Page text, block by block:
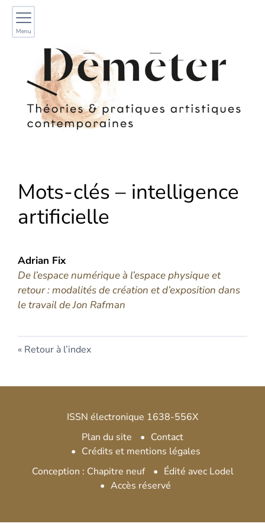
Menu
Mots-clés – intelligence
artificielle
Adrian Fix
De l’espace numérique à l’espace physique et
retour : modalités de création et d’exposition dans
le travail de Jon Rafman
Retour à l’index
ISSN électronique 1638-556X
Plan du site
Contact
Crédits et mentions légales
Conception : Chapitre neuf
Édité avec Lodel
Accès réservé